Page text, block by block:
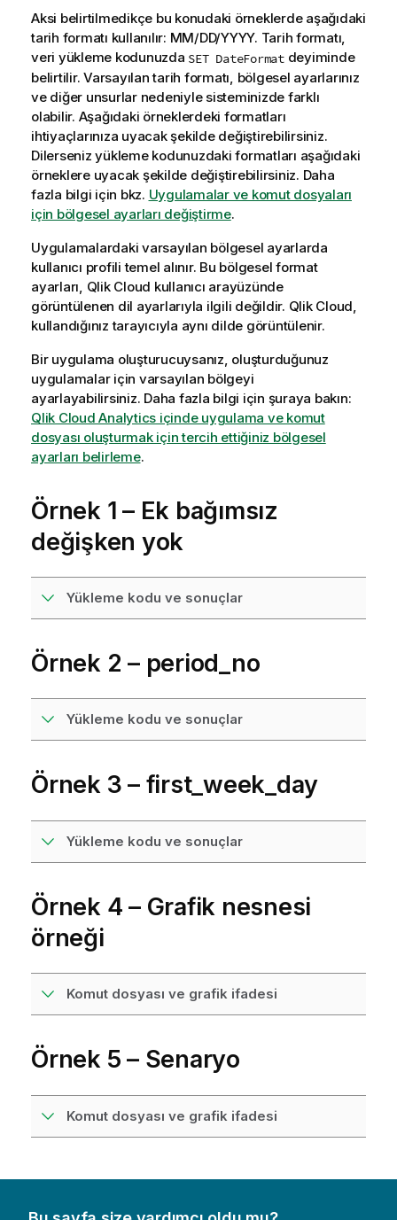
Aksi belirtilmedikçe bu konudaki örneklerde aşağıdaki
tarih formatı kullanılır: MM/DD/YYYY. Tarih formatı,
veri yükleme kodunuzda SET DateFormatdeyiminde
belirtilir. Varsayılan tarih formatı, bölgesel ayarlarınız
ve diğer unsurlar nedeniyle sisteminizde farklı
olabilir. Aşağıdaki örneklerdeki formatları
ihtiyaçlarınıza uyacak şekilde değiştirebilirsiniz.
Dilerseniz yükleme kodunuzdaki formatları aşağıdaki
örneklere uyacak şekilde değiştirebilirsiniz. Daha
fazla bilgi için bkz. Uygulamalar ve komut dosyaları
için bölgesel ayarları değiştirme.
Uygulamalardaki varsayılan bölgesel ayarlarda
kullanıcı profili temel alınır. Bu bölgesel format
ayarları, Qlik Cloud kullanıcı arayüzünde
görüntülenen dil ayarlarıyla ilgili değildir. Qlik Cloud
kullandığınız tarayıcıyla aynı dilde görüntülenir.
Bir uygulama oluşturucuysanız, oluşturduğunuz
uygulamalar için varsayılan bölgeyi
ayarlayabilirsiniz. Daha fazla bilgi için şuraya bakın:
Qlik Cloud Analytics içinde uygulama ve komut
dosyası oluşturmak için tercih ettiğiniz bölgesel
ayarları belirleme.
Örnek 1 – Ek bağımsız
değişken yok
Yükleme kodu ve sonuçlar
Örnek 2 – period_no
Yükleme kodu ve sonuçlar
Örnek 3 – first_week_day
Yükleme kodu ve sonuçlar
Örnek 4 – Grafik nesnesi
örneği
Komut dosyası ve grafik ifadesi
Örnek 5 – Senaryo
Komut dosyası ve grafik ifadesi